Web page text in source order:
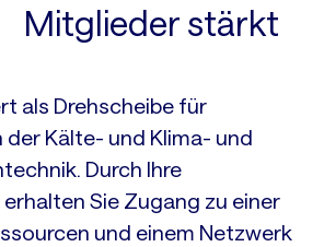
Mitglieder stärkt
als Drehscheibe für
der Kälte- und Klima- und
Durch Ihre
Sie Zugang zu einer
und einem Netzwerk